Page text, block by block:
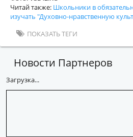
Читай также: Школьники в
изучать "Духовно-нравственную
ПОКАЗАТЬ ТЕГИ
Новости Партнеров
Загрузка...